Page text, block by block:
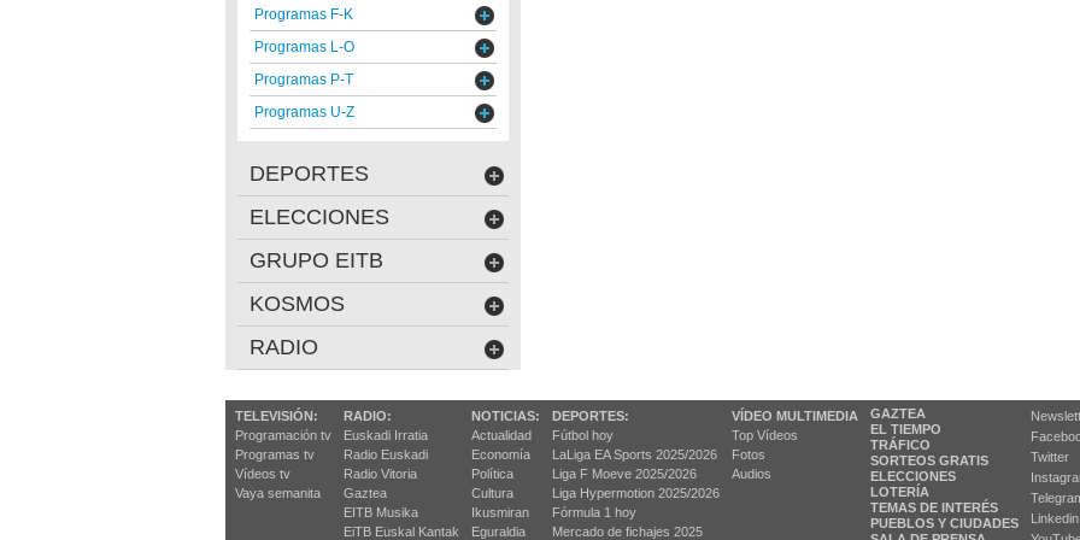
Programas F-K
Programas L-O
Programas P-T
Programas U-Z
DEPORTES
ELECCIONES
GRUPO EITB
KOSMOS
RADIO
TELEVISIÓN:
Programación tv
Programas tv
Vídeos tv
Vaya semanita
RADIO:
Euskadi Irratia
Radio Euskadi
Radio Vitoria
Gaztea
EITB Musika
EiTB Euskal Kantak
NOTICIAS:
Actualidad
Economía
Política
Cultura
Ikusmiran
Eguraldia
DEPORTES:
Fútbol hoy
LaLiga EA Sports 2025/2026
Liga F Moeve 2025/2026
Liga Hypermotion 2025/2026
Fórmula 1 hoy
Mercado de fichajes 2025
VÍDEO MULTIMEDIA
Top Vídeos
Fotos
Audios
GAZTEA
EL TIEMPO
TRÁFICO
SORTEOS GRATIS
ELECCIONES
LOTERÍA
TEMAS DE INTERÉS
PUEBLOS Y CIUDADES
Twitter
Linkedin